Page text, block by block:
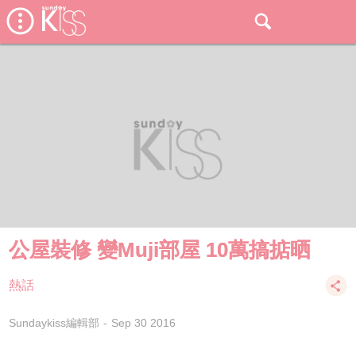
公屋裝修 變Muji部屋 10萬搞掂晒
熱話
Sundaykiss編輯部 Sep 30 2016